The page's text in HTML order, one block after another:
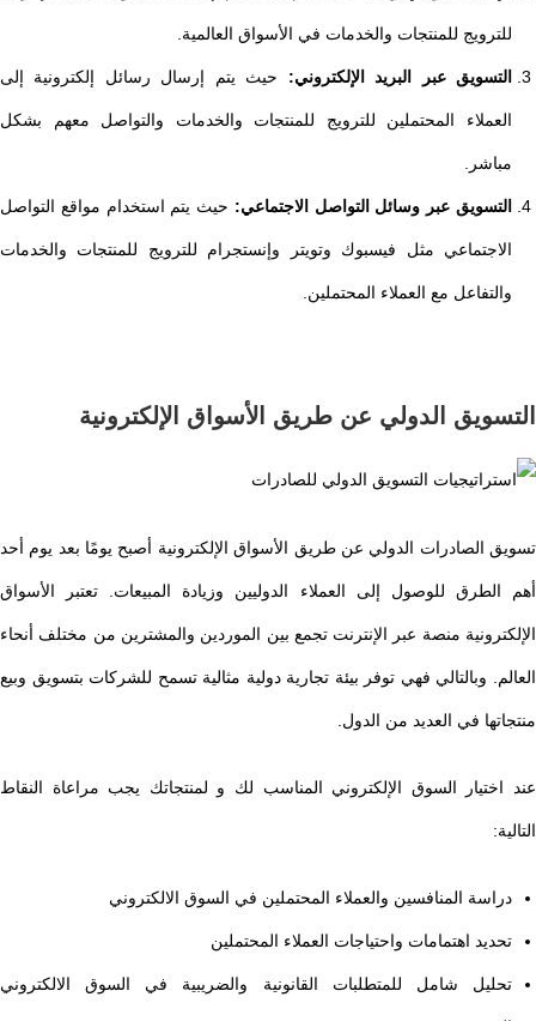
للترويج للمنتجات والخدمات في الأسواق العالمية.
التسويق عبر البريد الإلكتروني: حيث يتم إرسال رسائل إلكترونية إلى
العملاء المحتملين للترويج للمنتجات والخدمات والتواصل معهم بشكل
مباشر.
التسويق عبر وسائل التواصل الاجتماعي: حيث يتم استخدام مواقع التواصل
الاجتماعي مثل فيسبوك وتويتر وإنستجرام للترويج للمنتجات والخدمات
والتفاعل مع العملاء المحتملين.
التسويق الدولي عن طريق الأسواق الإلكترونية
تسويق الصادرات الدولي عن طريق الأسواق الإلكترونية أصبح يومًا بعد يوم أحد
أهم الطرق للوصول إلى العملاء الدوليين وزيادة المبيعات. تعتبر الأسواق
الإلكترونية منصة عبر الإنترنت تجمع بين الموردين والمشترين من مختلف أنحاء
العالم. وبالتالي فهي توفر بيئة تجارية دولية مثالية تسمح للشركات بتسويق وبيع
منتجاتها في العديد من الدول.
عند اختيار السوق الإلكتروني المناسب لك و لمنتجاتك يجب مراعاة النقاط
التالية:
دراسة المنافسين والعملاء المحتملين في السوق الالكتروني
تحديد اهتمامات واحتياجات العملاء المحتملين
تحليل شامل للمتطلبات القانونية والضريبية في السوق الالكتروني